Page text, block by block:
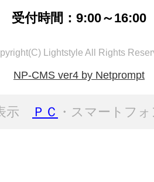
受付時間：9:00～16:00
Lightstyle All Rights
NP-CMS ver4 by Netprompt
示 ＰＣ ・スマートフ